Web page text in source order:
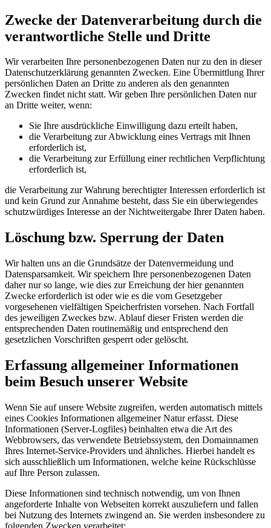
Zwecke der Datenverarbeitung durch die
verantwortliche Stelle und Dritte
Wir verarbeiten Ihre personenbezogenen Daten nur zu den in dieser
Datenschutzerklärung genannten Zwecken. Eine Übermittlung Ihrer
persönlichen Daten an Dritte zu anderen als den genannten
Zwecken findet nicht statt. Wir geben Ihre persönlichen Daten nur
an Dritte weiter, wenn:
Sie Ihre ausdrückliche Einwilligung dazu erteilt haben,
die Verarbeitung zur Abwicklung eines Vertrags mit Ihnen
erforderlich ist,
die Verarbeitung zur Erfüllung einer rechtlichen Verpflichtung
erforderlich ist,
die Verarbeitung zur Wahrung berechtigter Interessen erforderlich ist
und kein Grund zur Annahme besteht, dass Sie ein überwiegendes
schutzwürdiges Interesse an der Nichtweitergabe Ihrer Daten haben.
Löschung bzw. Sperrung der Daten
Wir halten uns an die Grundsätze der Datenvermeidung und
Datensparsamkeit. Wir speichern Ihre personenbezogenen Daten
daher nur so lange, wie dies zur Erreichung der hier genannten
Zwecke erforderlich ist oder wie es die vom Gesetzgeber
vorgesehenen vielfältigen Speicherfristen vorsehen. Nach Fortfall
des jeweiligen Zweckes bzw. Ablauf dieser Fristen werden die
entsprechenden Daten routinemäßig und entsprechend den
gesetzlichen Vorschriften gesperrt oder gelöscht.
Erfassung allgemeiner Informationen
beim Besuch unserer Website
Wenn Sie auf unsere Website zugreifen, werden automatisch mittels
eines Cookies Informationen allgemeiner Natur erfasst. Diese
Informationen (Server-Logfiles) beinhalten etwa die Art des
Webbrowsers, das verwendete Betriebssystem, den Domainnamen
Ihres Internet-Service-Providers und ähnliches. Hierbei handelt es
sich ausschließlich um Informationen, welche keine Rückschlüsse
auf Ihre Person zulassen.
Diese Informationen sind technisch notwendig, um von Ihnen
angeforderte Inhalte von Webseiten korrekt auszuliefern und fallen
bei Nutzung des Internets zwingend an. Sie werden insbesondere zu
folgenden Zwecken verarbeitet: